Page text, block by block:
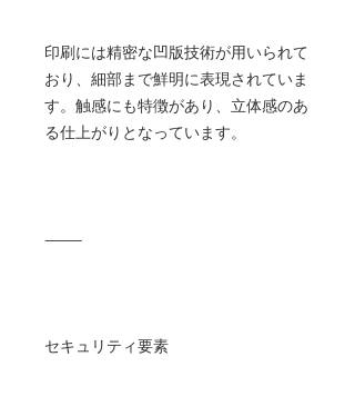
印刷には精密な凹版技術が用いられて
おり、細部まで鮮明に表現されていま
す。触感にも特徴があり、立体感のあ
る仕上がりとなっています。
⸻
セキュリティ要素